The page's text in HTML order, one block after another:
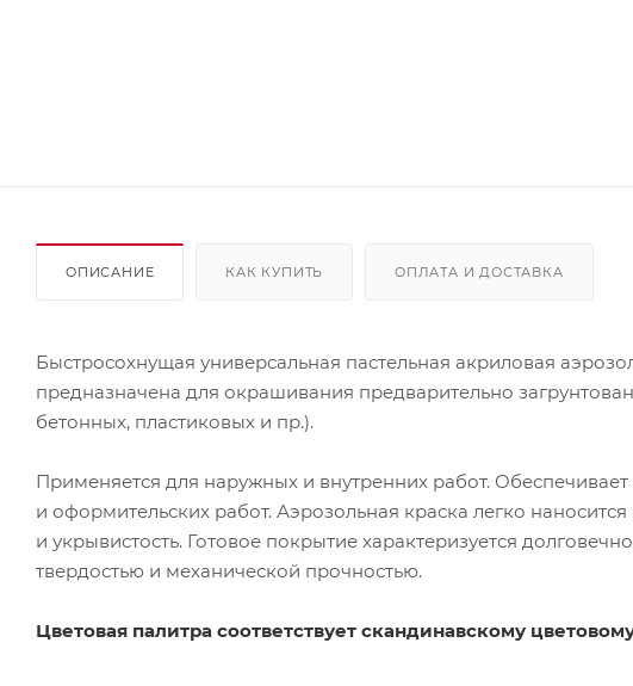
ОПИСАНИЕ КАК КУПИТЬ ОПЛАТА И ДОСТАВКА
Быстросохнущая универсальная пастельная акриловая
предназначена для окрашивания предварительно
бетонных, пластиковых и пр.).
Применяется для наружных и внутренних работ.
и оформительских работ. Аэрозольная краска легко
и укрывистость. Готовое покрытие характеризуется
твердостью и механической прочностью.
Цветовая палитра соответствует скандинавскому